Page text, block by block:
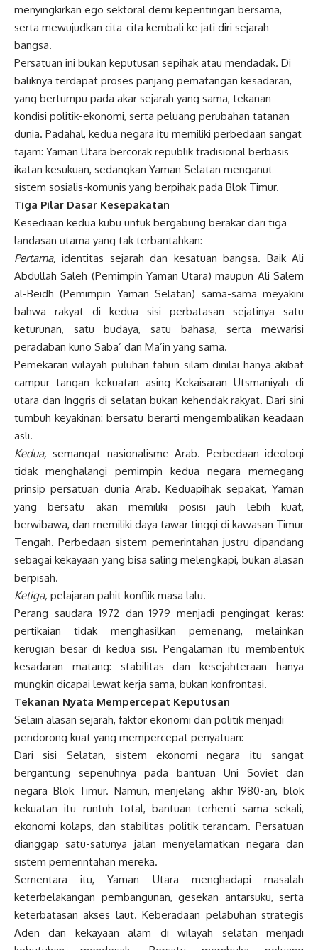
menyingkirkan ego sektoral demi kepentingan bersama,
serta mewujudkan cita-cita kembali ke jati diri sejarah
bangsa.
Persatuan ini bukan keputusan sepihak atau mendadak. Di
baliknya terdapat proses panjang pematangan kesadaran,
yang bertumpu pada akar sejarah yang sama, tekanan
kondisi politik-ekonomi, serta peluang perubahan tatanan
dunia. Padahal, kedua negara itu memiliki perbedaan sangat
tajam: Yaman Utara bercorak republik tradisional berbasis
ikatan kesukuan, sedangkan Yaman Selatan menganut
sistem sosialis-komunis yang berpihak pada Blok Timur.
Tiga Pilar Dasar Kesepakatan
Kesediaan kedua kubu untuk bergabung berakar dari tiga
landasan utama yang tak terbantahkan:
Pertama, identitas sejarah dan kesatuan bangsa. Baik Ali
Abdullah Saleh (Pemimpin Yaman Utara) maupun Ali Salem
al-Beidh (Pemimpin Yaman Selatan) sama-sama meyakini
bahwa rakyat di kedua sisi perbatasan sejatinya satu
keturunan, satu budaya, satu bahasa, serta mewarisi
peradaban kuno Saba’ dan Ma’in yang sama.
Pemekaran wilayah puluhan tahun silam dinilai hanya akibat
campur tangan kekuatan asing Kekaisaran Utsmaniyah di
utara dan Inggris di selatan bukan kehendak rakyat. Dari sini
tumbuh keyakinan: bersatu berarti mengembalikan keadaan
asli.
Kedua, semangat nasionalisme Arab. Perbedaan ideologi
tidak menghalangi pemimpin kedua negara memegang
prinsip persatuan dunia Arab. Keduapihak sepakat, Yaman
yang bersatu akan memiliki posisi jauh lebih kuat,
berwibawa, dan memiliki daya tawar tinggi di kawasan Timur
Tengah. Perbedaan sistem pemerintahan justru dipandang
sebagai kekayaan yang bisa saling melengkapi, bukan alasan
berpisah.
Ketiga, pelajaran pahit konflik masa lalu.
Perang saudara 1972 dan 1979 menjadi pengingat keras:
pertikaian tidak menghasilkan pemenang, melainkan
kerugian besar di kedua sisi. Pengalaman itu membentuk
kesadaran matang: stabilitas dan kesejahteraan hanya
mungkin dicapai lewat kerja sama, bukan konfrontasi.
Tekanan Nyata Mempercepat Keputusan
Selain alasan sejarah, faktor ekonomi dan politik menjadi
pendorong kuat yang mempercepat penyatuan:
Dari sisi Selatan, sistem ekonomi negara itu sangat
bergantung sepenuhnya pada bantuan Uni Soviet dan
negara Blok Timur. Namun, menjelang akhir 1980-an, blok
kekuatan itu runtuh total, bantuan terhenti sama sekali,
ekonomi kolaps, dan stabilitas politik terancam. Persatuan
dianggap satu-satunya jalan menyelamatkan negara dan
sistem pemerintahan mereka.
Sementara itu, Yaman Utara menghadapi masalah
keterbelakangan pembangunan, gesekan antarsuku, serta
keterbatasan akses laut. Keberadaan pelabuhan strategis
Aden dan kekayaan alam di wilayah selatan menjadi